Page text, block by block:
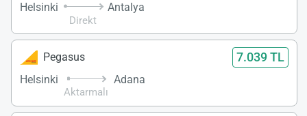
Helsinki
Direkt
Antalya
Pegasus 7.039 TL
Helsinki
Aktarmalı
Adana